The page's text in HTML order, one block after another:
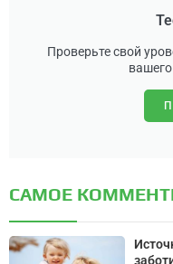
Проверьте свой
САМОЕ